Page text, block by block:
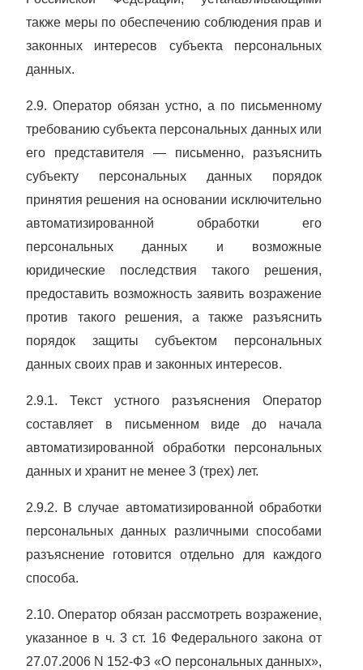
также меры по обеспечению соблюдения прав и
законных интересов субъекта персональных
данных.
2.9. Оператор обязан устно, а по письменному
требованию субъекта персональных данных или
его представителя — письменно, разъяснить
субъекту персональных данных порядок
принятия решения на основании исключительно
автоматизированной обработки его
персональных данных и возможные
юридические последствия такого решения,
предоставить возможность заявить возражение
против такого решения, а также разъяснить
порядок защиты субъектом персональных
данных своих прав и законных интересов.
2.9.1. Текст устного разъяснения Оператор
составляет в письменном виде до начала
автоматизированной обработки персональных
данных и хранит не менее 3 (трех) лет.
2.9.2. В случае автоматизированной обработки
персональных данных различными способами
разъяснение готовится отдельно для каждого
способа.
2.10. Оператор обязан рассмотреть возражение,
указанное в ч. 3 ст. 16 Федерального закона от
27.07.2006 N 152-ФЗ «О персональных данных»,